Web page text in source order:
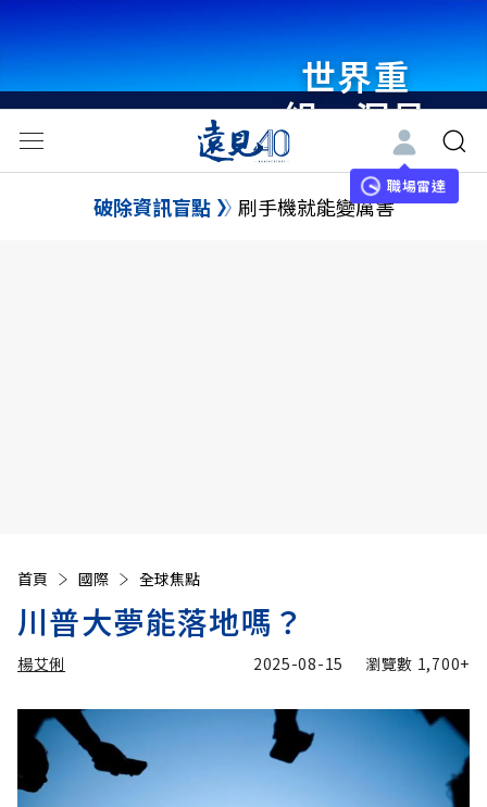
世界重
組・洞見
未來 與
世界領袖
職場雷達
破除資訊盲點 刷手機就能變厲害
首頁 國際 全球焦點
川普大夢能落地嗎？
楊艾俐 2025-08-15 瀏覽數 1,700+